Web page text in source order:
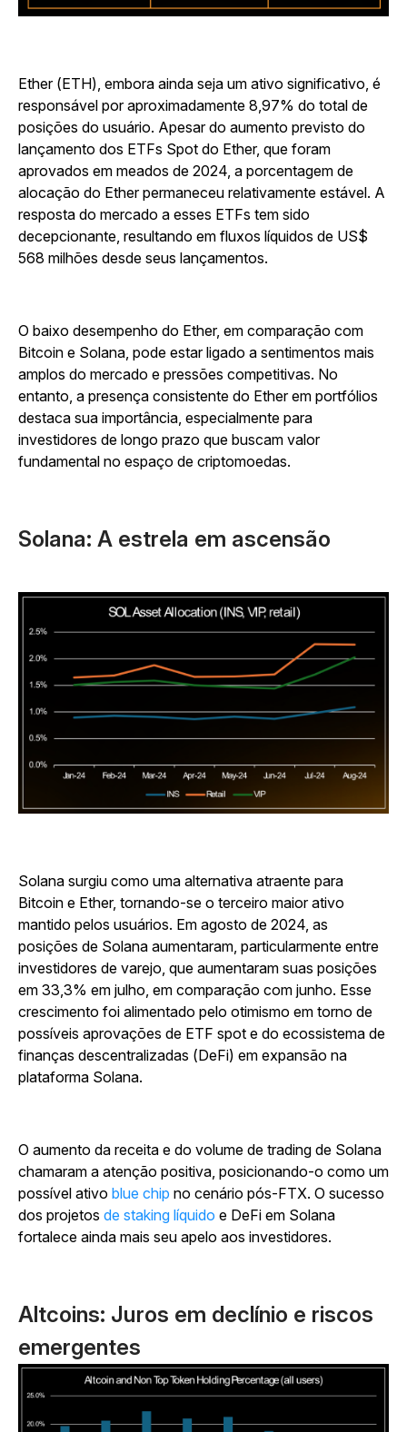
Ether (ETH), embora ainda seja um ativo significativo, é
responsável por aproximadamente 8,97% do total de
posições do usuário. Apesar do aumento previsto do
lançamento dos ETFs Spot do Ether, que foram
aprovados em meados de 2024, a porcentagem de
alocação do Ether permaneceu relativamente estável. A
resposta do mercado a esses ETFs tem sido
decepcionante, resultando em fluxos líquidos de US$
568 milhões desde seus lançamentos.
O baixo desempenho do Ether, em comparação com
Bitcoin e Solana, pode estar ligado a sentimentos mais
amplos do mercado e pressões competitivas. No
entanto, a presença consistente do Ether em portfólios
destaca sua importância, especialmente para
investidores de longo prazo que buscam valor
fundamental no espaço de criptomoedas.
Solana: A estrela em ascensão
Solana surgiu como uma alternativa atraente para
Bitcoin e Ether, tornando-se o terceiro maior ativo
mantido pelos usuários. Em agosto de 2024, as
posições de Solana aumentaram, particularmente entre
investidores de varejo, que aumentaram suas posições
em 33,3% em julho, em comparação com junho. Esse
crescimento foi alimentado pelo otimismo em torno de
possíveis aprovações de ETF spot e do ecossistema de
finanças descentralizadas (DeFi) em expansão na
plataforma Solana.
O aumento da receita e do volume de trading de Solana
chamaram a atenção positiva, posicionando-o como um
possível ativo blue chip no cenário pós-FTX. O sucesso
dos projetos de staking líquido e DeFi em Solana
fortalece ainda mais seu apelo aos investidores.
Altcoins: Juros em declínio e riscos
emergentes